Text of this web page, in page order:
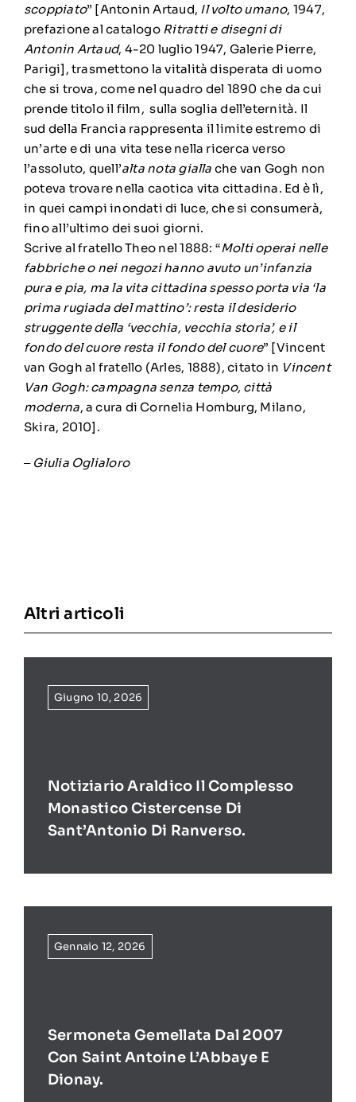
scoppiato” [Antonin Artaud, Il volto umano, 1947,
prefazione al catalogo Ritratti e disegni di
Antonin Artaud, 4-20 luglio 1947, Galerie Pierre,
Parigi], trasmettono la vitalità disperata di uomo
che si trova, come nel quadro del 1890 che da cui
prende titolo il film, sulla soglia dell’eternità. Il
sud della Francia rappresenta il limite estremo di
un’arte e di una vita tese nella ricerca verso
l’assoluto, quell’alta nota gialla che van Gogh non
poteva trovare nella caotica vita cittadina. Ed è lì,
in quei campi inondati di luce, che si consumerà,
fino all’ultimo dei suoi giorni.
Scrive al fratello Theo nel 1888: “Molti operai nelle
fabbriche o nei negozi hanno avuto un’infanzia
pura e pia, ma la vita cittadina spesso porta via ‘la
prima rugiada del mattino’: resta il desiderio
struggente della ‘vecchia, vecchia storia’, e il
fondo del cuore resta il fondo del cuore” [Vincent
van Gogh al fratello (Arles, 1888), citato in Vincent
Van Gogh: campagna senza tempo, città
moderna, a cura di Cornelia Homburg, Milano,
Skira, 2010].
‒ Giulia Oglialoro
Altri articoli
Giugno 10, 2026
Notiziario Araldico Il Complesso
Monastico Cistercense Di
Sant’Antonio Di Ranverso.
Gennaio 12, 2026
Sermoneta Gemellata Dal 2007
Con Saint Antoine L’Abbaye E
Dionay.